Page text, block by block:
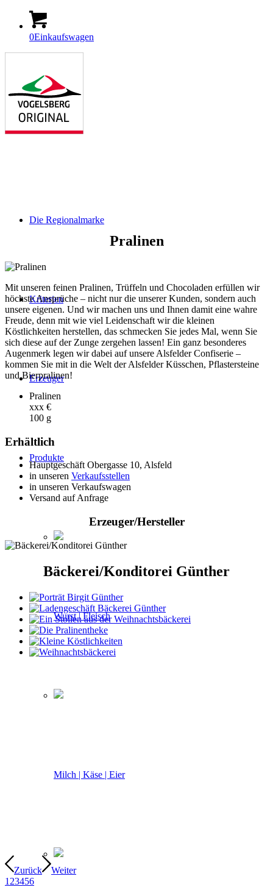
0Einkaufswagen
Die Regionalmarke
Kriterien
Erzeuger
Produkte
Wurst | Fleisch
Milch | Käse | Eier
Pralinen
Mit unseren feinen Pralinen, Trüffeln und Chocoladen erfüllen wir
höchste Ansprüche – nicht nur die unserer Kunden, sondern auch
unsere eigenen. Und wir machen uns und Ihnen damit eine wahre
Freude, denn mit wie viel Leidenschaft wir die kleinen
Köstlichkeiten herstellen, das schmecken Sie jedes Mal, wenn Sie
sich diese auf der Zunge zergehen lassen! Ein ganz besonderes
Augenmerk legen wir dabei auf unsere Alsfelder Confiserie –
kommen Sie mit in die Welt der Alsfelder Küsschen, Pflastersteine
und Bierpralinen!
Pralinen
xxx €
100 g
Erhältlich
Hauptgeschäft Obergasse 10, Alsfeld
in unseren Verkaufsstellen
in unseren Verkaufswagen
Versand auf Anfrage
Erzeuger/Hersteller
Bäckerei/Konditorei Günther
Zurück
Weiter
1 23456